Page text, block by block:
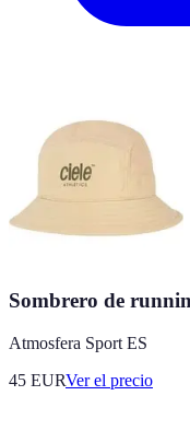
Sombrero de
Atmosfera Sport ES
45 EURVer el precio